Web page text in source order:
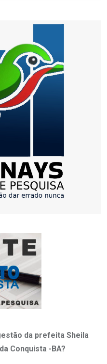
da prefeita Sheila
Conquista -BA?